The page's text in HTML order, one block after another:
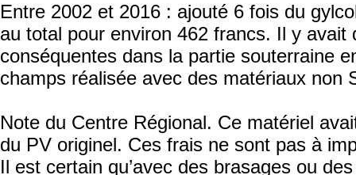
Entre 2002 et 2016 : ajouté 6 fois du
au total pour environ 462 francs. Il y avait
conséquentes dans la partie souterraine
champs réalisée avec des matériaux non
Note du Centre Régional. Ce matériel
du PV originel. Ces frais ne sont pas à
Il est certain qu’avec des brasages ou